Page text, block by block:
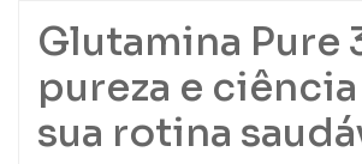
Glutamina Pure
pureza e
sua rotina